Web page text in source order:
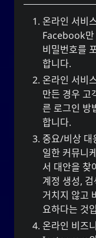
온라인 서비
Facebook만
비밀번호를
합니다.
온라인 서비
만든 경우 고
른 로그인 방
합니다.
중요/비상
일한 커뮤니
서 대안을 찾
계정 생성,
거치지 않고
요하다는 것
온라인 비즈